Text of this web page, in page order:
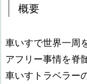
概要
車いすで世界一周
アフリー事情を脊
車いすトラベラー